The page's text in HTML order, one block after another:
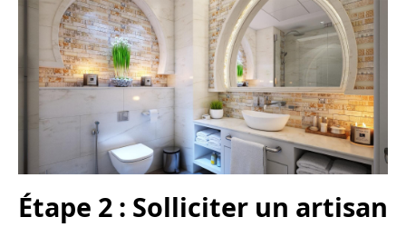
Étape 2 : Solliciter un artisan